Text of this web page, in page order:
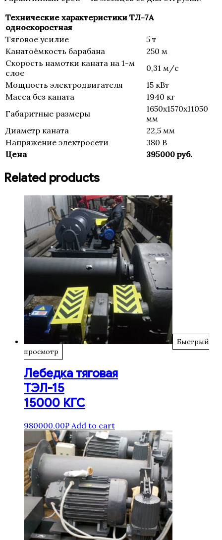
Технические характеристики ТЛ-7А
односкоростная
Тяговое усилие
5 т
Канатоёмкость барабана
250 м
Скорость намотки каната на 1-м
слое
0,31 м/c
Мощность электродвигателя
15 кВт
Масса без каната
1940 кг
Габаритные размеры
1650х1570х11050
мм
Диаметр каната
22,5 мм
Напряжение электросети
380 В
Цена
395000 руб.
Related products
Быстрый
просмотр
Лебедка тяговая
ТЭЛ-15
15000 КГС
980000,00₽ Add to cart